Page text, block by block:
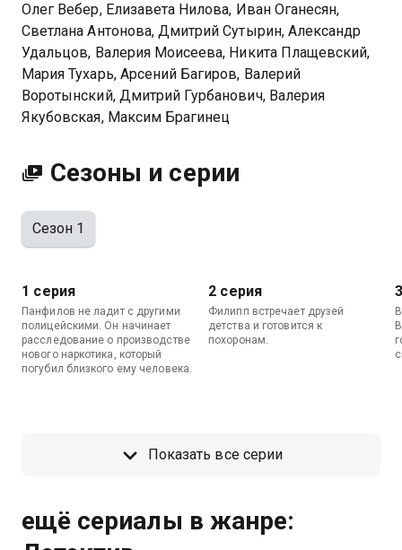
Олег Вебер, Елизавета Нилова, Иван Оганесян,
Светлана Антонова, Дмитрий Сутырин, Александр
Удальцов, Валерия Моисеева, Никита Плащевский,
Мария Тухарь, Арсений Багиров, Валерий
Воротынский, Дмитрий Гурбанович, Валерия
Якубовская, Максим Брагинец
Сезоны и серии
Сезон 1
1 серия
Панфилов не ладит с другими
полицейскими. Он начинает
расследование о производстве
нового наркотика, который
погубил близкого ему человека.
2 серия
Филипп встречает друзей
детства и готовится к
похоронам.
Показать все серии
ещё сериалы в жанре: